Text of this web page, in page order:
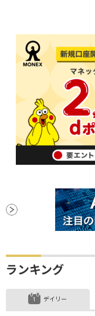
ランキング
デイリー